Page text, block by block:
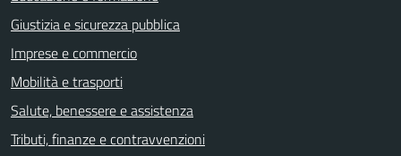
Giustizia e sicurezza pubblica
Imprese e commercio
Mobilità e trasporti
Salute, benessere e assistenza
Tributi, finanze e contravvenzioni